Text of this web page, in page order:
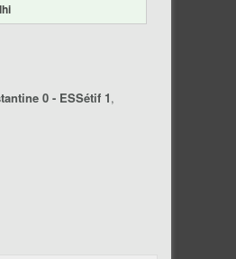
0 - ESSétif 1,